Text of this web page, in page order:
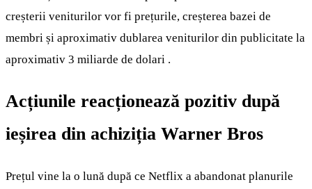
creșterii veniturilor vor fi prețurile, creșterea bazei de
membri și aproximativ dublarea veniturilor din publicitate la
aproximativ 3 miliarde de dolari .
Acțiunile reacționează pozitiv după
ieșirea din achiziția Warner Bros
Prețul vine la o lună după ce Netflix a abandonat planurile